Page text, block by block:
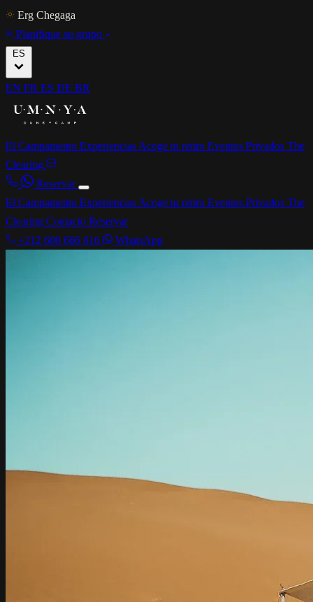
Erg Chegaga
Planifique su grupo
ES
EN FR ES DE BR
El Campamento Experiencias Acoge tu retiro Eventos Privados The
Clearing
Reservar
El Campamento Experiencias Acoge tu retiro Eventos Privados The
Clearing Contacto Reservar
+212 600 666 616
WhatsApp